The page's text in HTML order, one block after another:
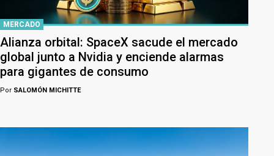
MERCADO
Alianza orbital: SpaceX sacude el mercado
global junto a Nvidia y enciende alarmas
para gigantes de consumo
Por SALOMÓN MICHITTE